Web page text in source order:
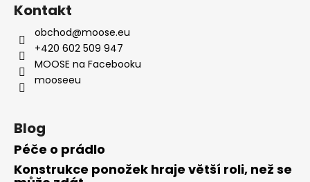
Kontakt
obchod@moose.eu
+420 602 509 947
MOOSE na Facebooku
mooseeu
Blog
Péče o prádlo
Konstrukce ponožek hraje větší roli, než se